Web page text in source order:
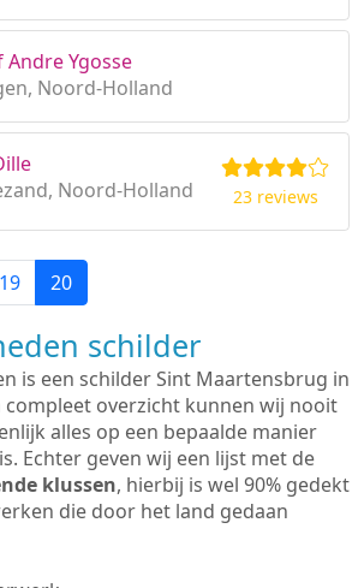
Ygosse
Noord-Holland
Noord-Holland
23 reviews
19 20
schilder
is een schilder Sint Maartensbrug in
compleet overzicht kunnen wij nooit
alles op een bepaalde manier
Echter geven wij een lijst met de
klussen, hierbij is wel 90% gedekt
die door het land gedaan